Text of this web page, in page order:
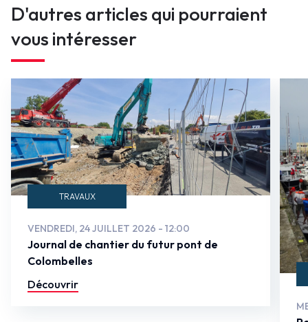
D'autres articles qui pourraient
vous intéresser
TRAVAUX
VENDREDI, 24 JUILLET 2026 - 12:00
Journal de chantier du futur pont de
Colombelles
Découvrir